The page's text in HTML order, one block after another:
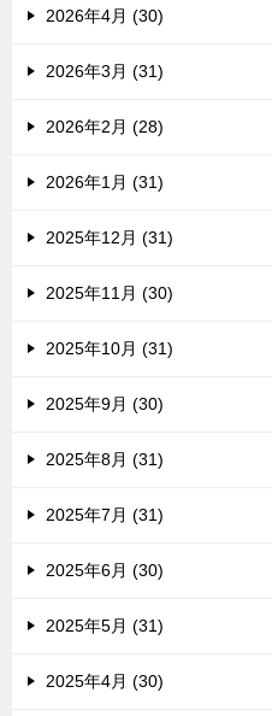
2026年4月 (30)
2026年3月 (31)
2026年2月 (28)
2026年1月 (31)
2025年12月 (31)
2025年11月 (30)
2025年10月 (31)
2025年9月 (30)
2025年8月 (31)
2025年7月 (31)
2025年6月 (30)
2025年5月 (31)
2025年4月 (30)